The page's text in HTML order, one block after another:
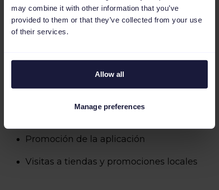
may combine it with other information that you’ve
provided to them or that they’ve collected from your use
of their services.
Allow all
Manage preferences
Ventas
Tráfico al sitio web
Promoción de la aplicación
Visitas a tiendas y promociones locales